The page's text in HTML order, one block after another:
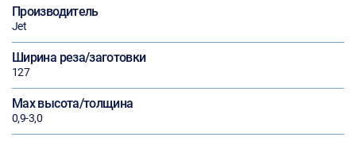
Производитель
Jet
Ширина реза/заготовки
127
Max высота/толщина
0,9-3,0